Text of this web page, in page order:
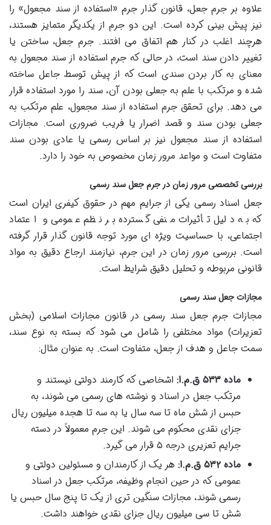
علاوه بر جرم جعل، قانون گذار جرم «استفاده از سند مجعول» را
نیز پیش بینی کرده است. این دو جرم از یکدیگر متمایز هستند،
هرچند اغلب در کنار هم اتفاق می افتند. جرم جعل، ساختن یا
تغییر دادن سند است، در حالی که جرم استفاده از سند مجعول به
معنای به کار بردن سندی است که از پیش توسط جاعل ساخته
شده و مرتکب با علم به جعلی بودن آن، سند را مورد استفاده قرار
می دهد. برای تحقق جرم استفاده از سند مجعول، علم مرتکب به
جعلی بودن سند و قصد اضرار یا فریب ضروری است. مجازات
استفاده از سند مجعول نیز بر اساس رسمی یا عادی بودن سند
متفاوت است و مواعد مرور زمان مخصوص به خود را دارد.
بررسی تخصصی مرور زمان در جرم جعل سند رسمی
جعل اسناد رسمی یکی از جرایم مهم در حقوق کیفری ایران است
که به دلیل تأثیرات منفی گسترده بر نظم عمومی و اعتماد
اجتماعی، با حساسیت ویژه ای مورد توجه قانون گذار قرار گرفته
است. بررسی مرور زمان در این جرم، نیازمند ارجاع دقیق به مواد
قانونی مربوطه و تحلیل دقیق شرایط است.
مجازات جعل سند رسمی
مجازات جرم جعل سند رسمی در قانون مجازات اسلامی (بخش
تعزیرات) مواد مختلفی را شامل می شود که بسته به نوع سند،
سمت جاعل و هدف از جعل، متفاوت است. به عنوان مثال:
ماده ۵۳۳ ق.م.ا:
اشخاصی که کارمند دولتی نیستند و
مرتکب جعل در اسناد و نوشته های رسمی می شوند، به
حبس از شش ماه تا سه سال یا به سه تا هجده میلیون ریال
جزای نقدی محکوم می شوند. این جرم معمولاً در دسته
جرایم تعزیری درجه ۵ قرار می گیرد.
ماده ۵۳۲ ق.م.ا:
هر یک از کارمندان و مسئولین دولتی و
عمومی که در حین انجام وظیفه، مرتکب جعل در اسناد
رسمی شوند، مجازات سنگین تری از یک تا پنج سال حبس یا
شش تا سی میلیون ریال جزای نقدی خواهند داشت.